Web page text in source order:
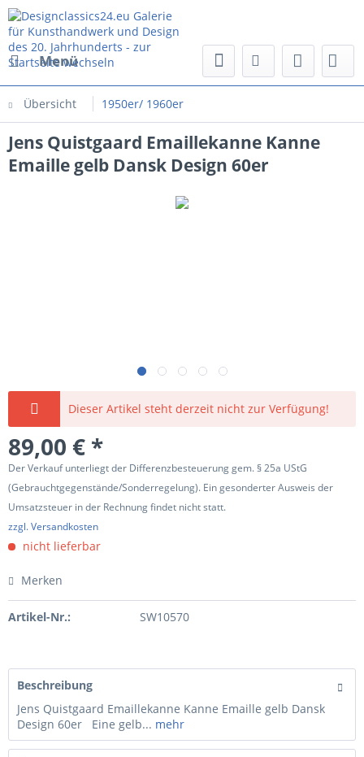
Menü
Übersicht 1950er/ 1960er
Jens Quistgaard Emaillekanne Kanne
Emaille gelb Dansk Design 60er
Dieser Artikel steht derzeit nicht zur Verfügung!
89,00 € *
Der Verkauf unterliegt der Differenzbesteuerung gem. § 25a UStG
(Gebrauchtgegenstände/Sonderregelung). Ein gesonderter Ausweis der
Umsatzsteuer in der Rechnung findet nicht statt.
zzgl. Versandkosten
nicht lieferbar
Merken
Artikel-Nr.: SW10570
Beschreibung
Jens Quistgaard Emaillekanne Kanne Emaille gelb Dansk
Design 60er Eine gelb... mehr